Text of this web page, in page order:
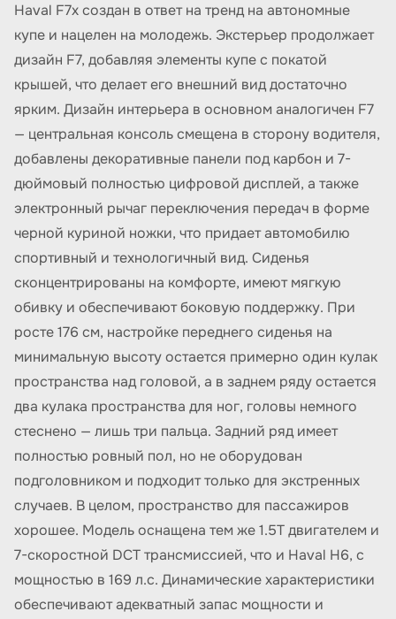
Haval F7x создан в ответ на тренд на автономные
купе и нацелен на молодежь. Экстерьер продолжает
дизайн F7, добавляя элементы купе с покатой
крышей, что делает его внешний вид достаточно
ярким. Дизайн интерьера в основном аналогичен F7
— центральная консоль смещена в сторону водителя,
добавлены декоративные панели под карбон и 7-
дюймовый полностью цифровой дисплей, а также
электронный рычаг переключения передач в форме
черной куриной ножки, что придает автомобилю
спортивный и технологичный вид. Сиденья
сконцентрированы на комфорте, имеют мягкую
обивку и обеспечивают боковую поддержку. При
росте 176 см, настройке переднего сиденья на
минимальную высоту остается примерно один кулак
пространства над головой, а в заднем ряду остается
два кулака пространства для ног, головы немного
стеснено — лишь три пальца. Задний ряд имеет
полностью ровный пол, но не оборудован
подголовником и подходит только для экстренных
случаев. В целом, пространство для пассажиров
хорошее. Модель оснащена тем же 1.5T двигателем и
7-скоростной DCT трансмиссией, что и Haval H6, с
мощностью в 169 л.с. Динамические характеристики
обеспечивают адекватный запас мощности и